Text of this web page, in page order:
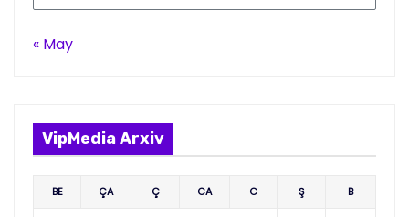
« May
VipMedia Arxiv
BE ÇA Ç CA C Ş B